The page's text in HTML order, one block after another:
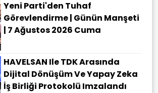
Yeni Parti'den Tuhaf
Görevlendirme | Günün Manşeti
| 7 Ağustos 2026 Cuma
HAVELSAN Ile TDK Arasında
Dijital Dönüşüm Ve Yapay Zeka
İş Birliği Protokolü Imzalandı